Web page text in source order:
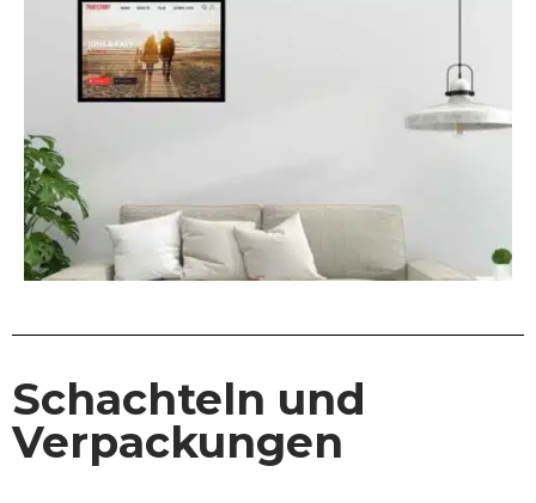
Schachteln und
Verpackungen